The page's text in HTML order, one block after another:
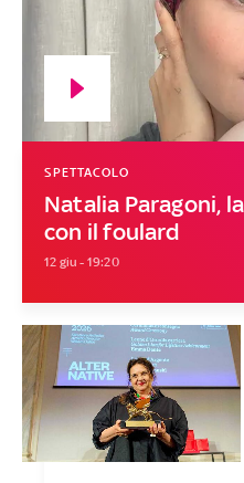
Natalia Paragoni,
con il foulard
SPETTACOLO
12 giu - 19:20